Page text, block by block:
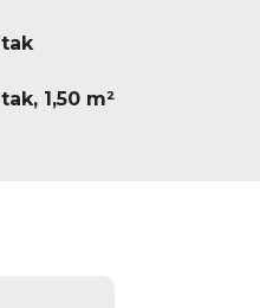
tak
tak, 1,50 m²